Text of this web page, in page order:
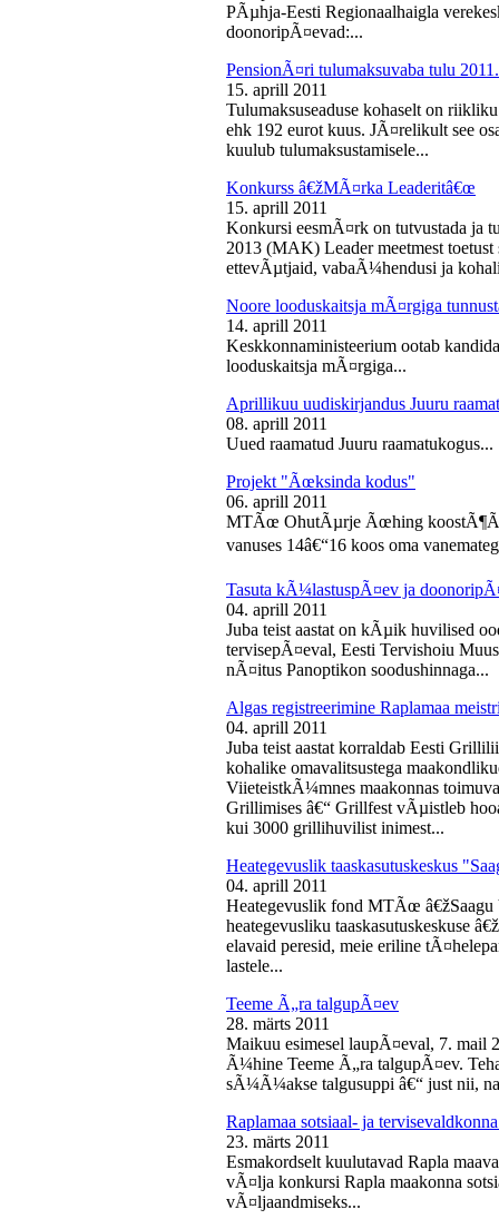
PÃµhja-Eesti Regionaalhaigla
doonoripÃ¤evad:...
PensionÃ¤ri tulumaksuvaba tulu
15. aprill 2011
Tulumaksuseaduse kohaselt on
ehk 192 eurot kuus. JÃ¤relikult see
kuulub tulumaksustamisele...
Konkurss â€žMÃ¤rka Leaderitâ€œ
15. aprill 2011
Konkursi eesmÃ¤rk on tutvustada ja
2013 (MAK) Leader meetmest
ettevÃµtjaid, vabaÃ¼hendusi ja
Noore looduskaitsja mÃ¤rgiga
14. aprill 2011
Keskkonnaministeerium ootab
looduskaitsja mÃ¤rgiga...
Aprillikuu uudiskirjandus Juuru
08. aprill 2011
Uued raamatud Juuru raamatukogus...
Projekt "Ãœksinda kodus"
06. aprill 2011
MTÃœ OhutÃµrje Ãœhing
vanuses 14â€“16 koos oma
Tasuta kÃ¼lastuspÃ¤ev ja
04. aprill 2011
Juba teist aastat on kÃµik huvilised
tervisepÃ¤eval, Eesti Tervishoiu
nÃ¤itus Panoptikon soodushinnaga...
Algas registreerimine Raplamaa
04. aprill 2011
Juba teist aastat korraldab Eesti
kohalike omavalitsustega
ViieteistkÃ¼mnes maakonnas
Grillimises â€“ Grillfest vÃµistleb
kui 3000 grillihuvilist inimest...
Heategevuslik taaskasutuskeskus
04. aprill 2011
Heategevuslik fond MTÃœ â€žSaagu
heategevusliku taaskasutuskeskuse
elavaid peresid, meie eriline
lastele...
Teeme Ã„ra talgupÃ¤ev
28. märts 2011
Maikuu esimesel laupÃ¤eval, 7.
Ã¼hine Teeme Ã„ra talgupÃ¤ev.
sÃ¼Ã¼akse talgusuppi â€“ just nii,
Raplamaa sotsiaal- ja
23. märts 2011
Esmakordselt kuulutavad Rapla
vÃ¤lja konkursi Rapla maakonna
vÃ¤ljaandmiseks...